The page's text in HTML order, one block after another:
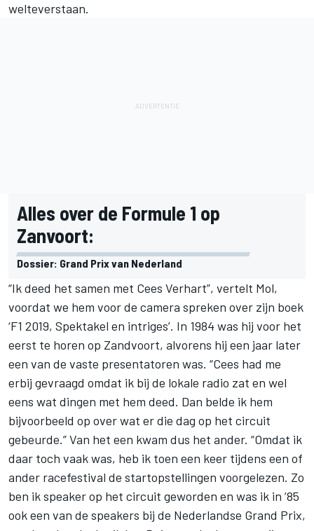
welteverstaan.
Alles over de Formule 1 op
Zanvoort:
Dossier: Grand Prix van Nederland
“Ik deed het samen met Cees Verhart”, vertelt Mol,
voordat we hem voor de camera spreken over zijn boek
‘F1 2019, Spektakel en intriges’. In 1984 was hij voor het
eerst te horen op Zandvoort, alvorens hij een jaar later
een van de vaste presentatoren was. “Cees had me
erbij gevraagd omdat ik bij de lokale radio zat en wel
eens wat dingen met hem deed. Dan belde ik hem
bijvoorbeeld op over wat er die dag op het circuit
gebeurde.” Van het een kwam dus het ander. “Omdat ik
daar toch vaak was, heb ik toen een keer tijdens een of
ander racefestival de startopstellingen voorgelezen. Zo
ben ik speaker op het circuit geworden en was ik in ’85
ook een van de speakers bij de Nederlandse Grand Prix,